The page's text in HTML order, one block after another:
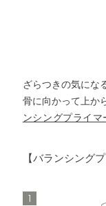
ざらつきの気にな
骨に向かって上か
ンシングプライマ
【バランシング
1